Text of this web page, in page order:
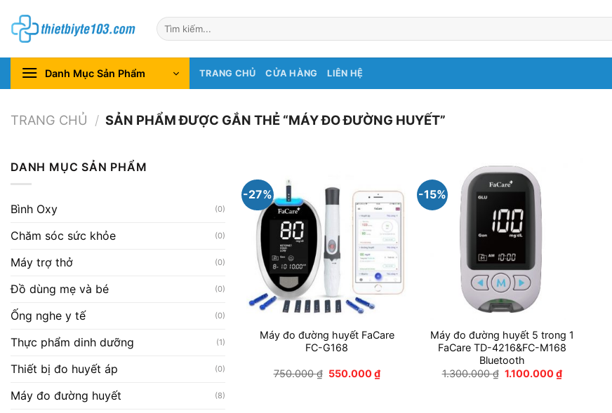
đến
dung
Tìm
kiếm:
Danh Mục Sản Phẩm TRANG CHỦ CỬA HÀNG LIÊN HỆ
TRANG CHỦ / SẢN PHẨM ĐƯỢC GẮN THẺ “MÁY ĐO ĐƯỜNG HUYẾT”
DANH MỤC SẢN PHẨM
Bình Oxy (0)
Chăm sóc sức khỏe (0)
Máy trợ thở (0)
Đồ dùng mẹ và bé (0)
Ống nghe y tế (0)
Thực phẩm dinh dưỡng (1)
Thiết bị đo huyết áp (0)
Máy đo đường huyết (8)
-27%
Máy đo đường huyết FaCare
FC-G168
750.000₫ Giá
550.000₫Giá
hiện
-15%
Máy đo đường huyết 5 trong 1
FaCare TD-4216&FC-M168
Bluetooth
1.300.000₫ Giá
1.100.000₫Giá
hiện